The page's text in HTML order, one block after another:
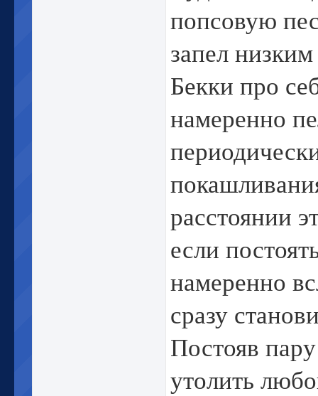
попсовую
запел
Бекки про
намеренно
расстоянии
если
намеренно
сразу
Постояв
утолить